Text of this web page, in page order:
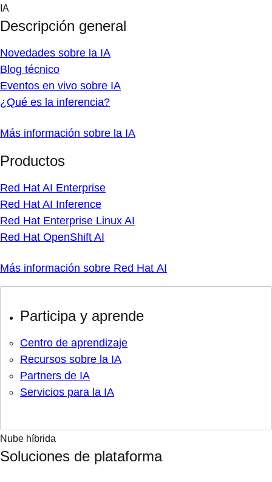
Skip
content
IA
Descripción general
Novedades sobre la IA
Blog técnico
Eventos en vivo sobre IA
¿Qué es la inferencia?
Más información sobre la IA
Productos
Red Hat AI Enterprise
Red Hat AI Inference
Red Hat Enterprise Linux AI
Red Hat OpenShift AI
Más información sobre Red Hat AI
Participa y aprende
Centro de aprendizaje
Recursos sobre la IA
Partners de IA
Servicios para la IA
Nube híbrida
Soluciones de plataforma